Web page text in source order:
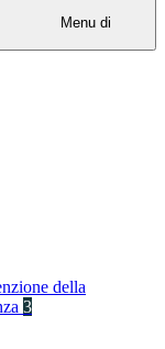
Menu di
della
3